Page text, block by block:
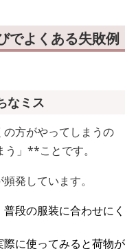
でよくある失敗例
なミス
方がやってしまうの
」**ことです。
発しています。
段の服装に合わせにく
に使ってみると荷物が